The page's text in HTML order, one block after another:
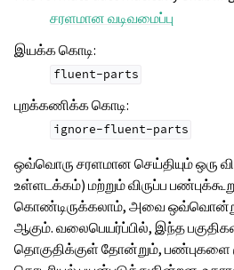
சரளமான வடிவமைப்பு
இயக்க கொடி:
fluent-parts
புறக்கணிக்க கொடி:
ignore-fluent-parts
ஒவ்வொரு சரளமான செய்தியும் ஒரு
உள்ளடக்கம்) மற்றும் விருப்ப
கொண்டிருக்கலாம், அவை
ஆகும். வலைபெயர்ப்பில், இந்த
தொகுதிக்குள் தோன்றும், பண்புகளை